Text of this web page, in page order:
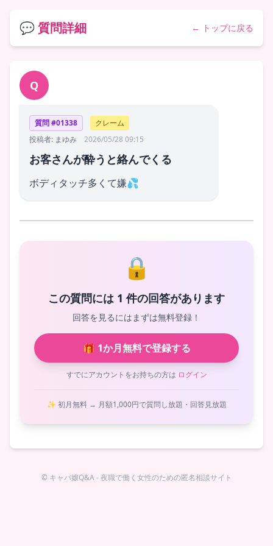
💬 質問詳細 ← トップに戻る
Q
質問 #01338
クレーム
投稿者: まゆみ
2026/05/28 09:15
お客さんが酔うと絡んでくる
ボディタッチ多くて嫌💦
🔒
この質問には 1 件の回答があります
回答を見るにはまずは無料登録！
🎁 1か月無料で登録する
すでにアカウントをお持ちの方は ログイン
✨ 初月無料 → 月額1,000円で質問し放題・回答見放題
© キャバ嬢Q&A - 夜職で働く女性のための匿名相談サイト